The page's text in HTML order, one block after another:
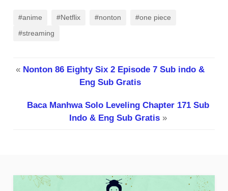
#anime #Netflix #nonton
#one piece
#streaming
« Nonton 86 Eighty Six 2 Episode 7 Sub indo &
Eng Sub Gratis
Baca Manhwa Solo Leveling Chapter 171 Sub
Indo & Eng Sub Gratis»